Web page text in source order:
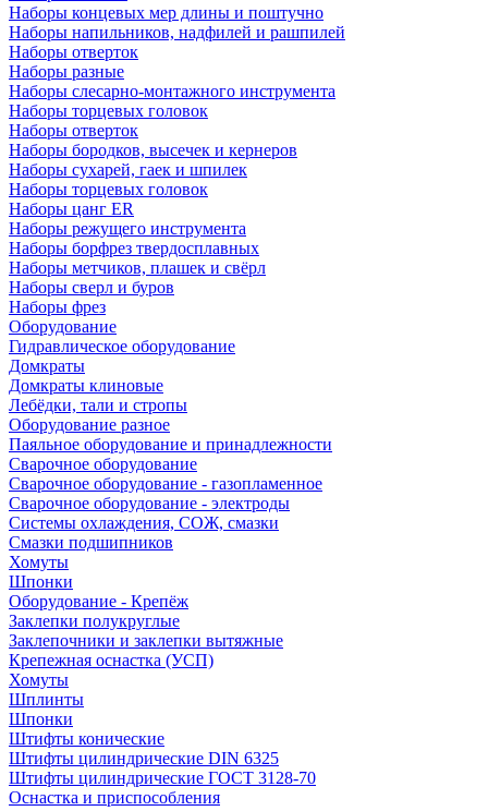
Наборы концевых мер длины и поштучно
Наборы напильников, надфилей и рашпилей
Наборы отверток
Наборы разные
Наборы слесарно-монтажного инструмента
Наборы торцевых головок
Наборы отверток
Наборы бородков, высечек и кернеров
Наборы сухарей, гаек и шпилек
Наборы торцевых головок
Наборы цанг ER
Наборы режущего инструмента
Наборы борфрез твердосплавных
Наборы метчиков, плашек и свёрл
Наборы сверл и буров
Наборы фрез
Оборудование
Гидравлическое оборудование
Домкраты
Домкраты клиновые
Лебёдки, тали и стропы
Оборудование разное
Паяльное оборудование и принадлежности
Сварочное оборудование
Сварочное оборудование - газопламенное
Сварочное оборудование - электроды
Системы охлаждения, СОЖ, смазки
Смазки подшипников
Хомуты
Шпонки
Оборудование - Крепёж
Заклепки полукруглые
Заклепочники и заклепки вытяжные
Крепежная оснастка (УСП)
Хомуты
Шплинты
Шпонки
Штифты конические
Штифты цилиндрические DIN 6325
Штифты цилиндрические ГОСТ 3128-70
Оснастка и приспособления